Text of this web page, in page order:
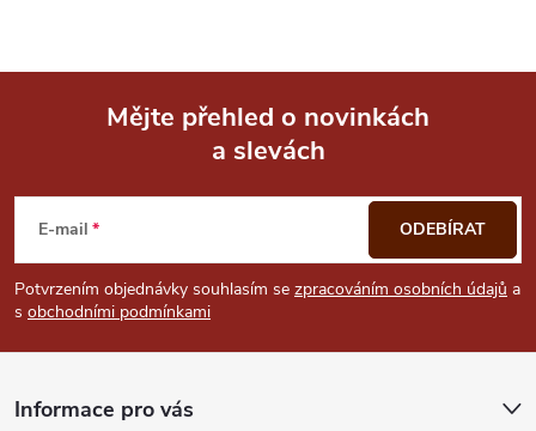
p
p
a
Mějte přehled o novinkách
a slevách
E-mail
Potvrzením objednávky souhlasím se zpracováním osobních údajů a
s obchodními podmínkami
ODEBÍRAT
Informace pro vás